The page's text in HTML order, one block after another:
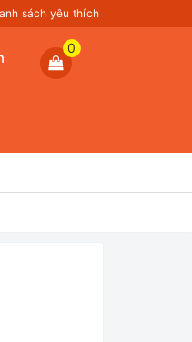
sách yêu thích
0